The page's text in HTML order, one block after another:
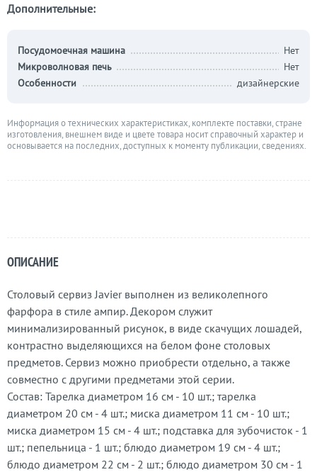
ОПИСАНИЕ
Столовый сервиз Javier выполнен из великолепного
фарфора в стиле ампир. Декором служит
минимализированный рисунок, в виде скачущих лошадей,
контрастно выделяющихся на белом фоне столовых
предметов. Сервиз можно приобрести отдельно, а также
совместно с другими предметами этой серии.
Состав: Тарелка диаметром 16 см - 10 шт.; тарелка
диаметром 20 см - 4 шт.; миска диаметром 11 см - 10 шт.;
миска диаметром 15 см - 4 шт.; подставка для зубочисток - 1
шт.; пепельница - 1 шт.; блюдо диаметром 19 см - 4 шт.;
блюдо диаметром 22 см - 2 шт.; блюдо диаметром 30 см - 1
Дополнительные:
Посудомоечная машина
Нет
Микроволновая печь
Нет
Особенности
дизайнерские
Информация о технических характеристиках, комплекте поставки, стране
изготовления, внешнем виде и цвете товара носит справочный характер и
основывается на последних, доступных к моменту публикации, сведениях.